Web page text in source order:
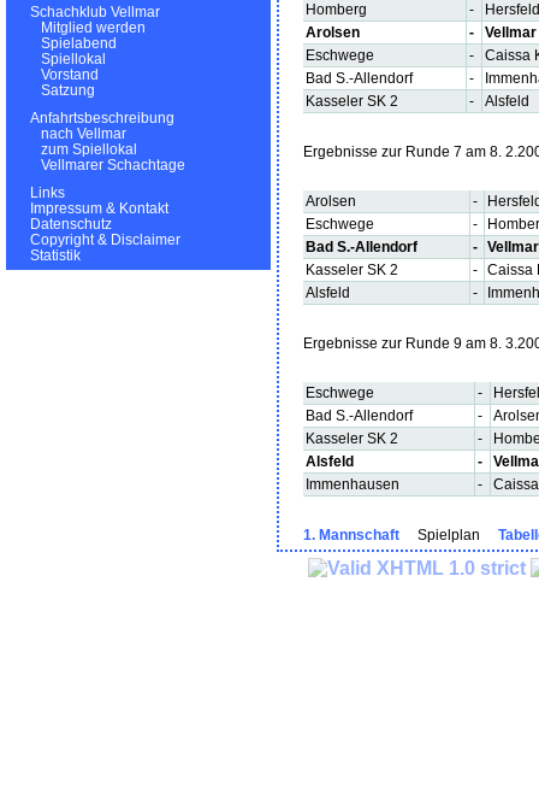
Schachklub Vellmar
Mitglied werden
Spielabend
Spiellokal
Vorstand
Satzung
Anfahrtsbeschreibung
nach Vellmar
zum Spiellokal
Vellmarer Schachtage
Links
Impressum & Kontakt
Datenschutz
Copyright & Disclaimer
Statistik
Homberg -
Arolsen
-
Vellmar
Eschwege
-
Caissa
Bad S.-Allendorf
-
Kasseler SK 2
- Alsfeld
Ergebnisse zur Runde 7 am 8.
Arolsen -
Eschwege
-
Bad S.-Allendorf
- Vellmar
Kasseler SK 2
- Caissa
Alsfeld
-
Ergebnisse zur Runde 9 am 8.
Eschwege -
Bad S.-Allendorf
-
Kasseler SK 2
-
Alsfeld
-
Immenhausen
-
1. Mannschaft Spielplan